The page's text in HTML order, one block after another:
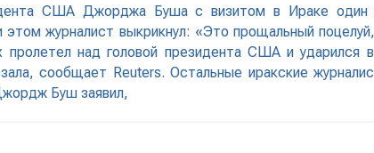
США Джорджа Буша с визитом в Ираке один
журналист выкрикнул: «Это прощальный
над головой президента США и ударился
сообщает Reuters. Остальные иракские
Буш заявил,